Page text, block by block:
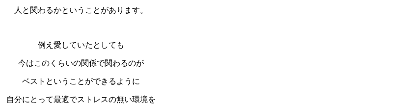
人と関わるかということがあります。
例え愛していたとしても
今はこのくらいの関係で関わるのが
ベストということができるように
自分にとって最適でストレスの無い環境を